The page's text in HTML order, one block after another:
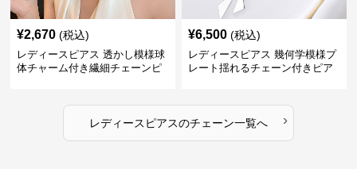
¥2,670 (税込)
レディースピアス 透かし模様球
体チャーム付き繊細チェーンピ
¥6,500 (税込)
レディースピアス 幾何学模様プ
レート揺れるチェーン付きピア
レディースピアスのチェーン一覧へ ›